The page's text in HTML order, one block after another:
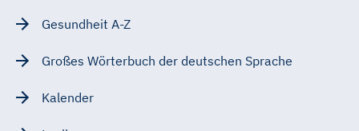
Gesundheit A-Z
Großes Wörterbuch der deutschen Sprache
Kalender